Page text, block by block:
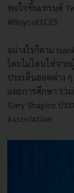
พอใจขึ้นเทรนด์
#BoycottCES
อย่างไรก็ตาม
โดยไม่โดนโห่จา
ประเด็นฮอตต่าง
และการศึกษา รว
Gary Shapiro ปร
Association